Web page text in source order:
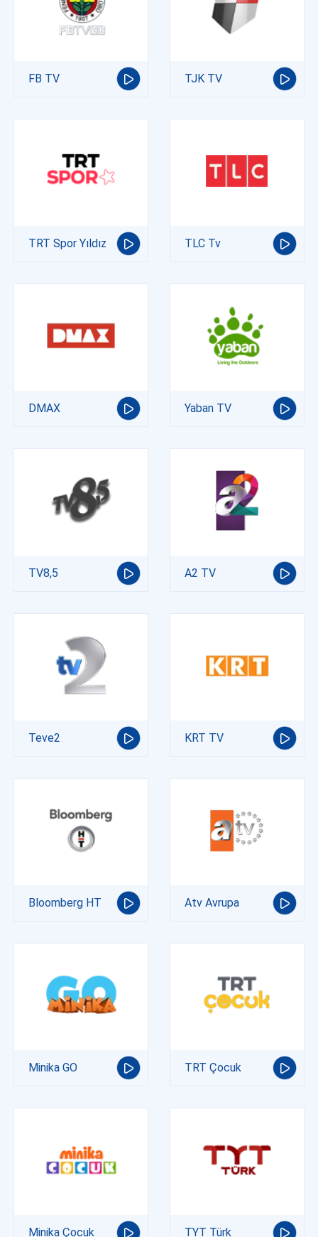
FB TV TJK TV
TRT Spor Yıldız TLC Tv
DMAX Yaban TV
TV8,5 A2 TV
Teve2 KRT TV
Bloomberg HT Atv Avrupa
Minika GO TRT Çocuk
Minika Çocuk TYT Türk